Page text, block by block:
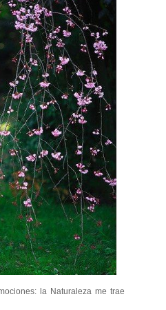
la Naturaleza me trae